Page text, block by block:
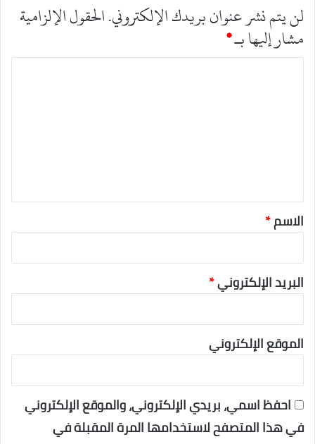
لن يتم نشر عنوان بريدك الإلكتروني.الحقول الإلزامية
مشار إليها بـ*
ا
الاسم*
البريد الإلكتروني*
الموقع الإلكتروني
احفظ اسمي، بريدي الإلكتروني، والموقع الإلكتروني
في هذا المتصفح لاستخدامها المرة المقبلة في